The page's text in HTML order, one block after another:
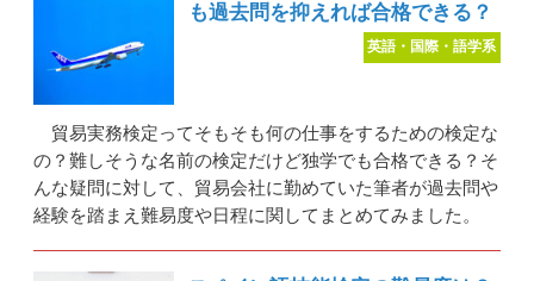
も過去問を抑えれば合格できる？
英語・国際・語学系
貿易実務検定ってそもそも何の仕事をするための検定な
の？難しそうな名前の検定だけど独学でも合格できる？そ
んな疑問に対して、貿易会社に勤めていた筆者が過去問や
経験を踏まえ難易度や日程に関してまとめてみました。